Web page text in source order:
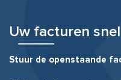
Uw facturen
Stuur de openstaande